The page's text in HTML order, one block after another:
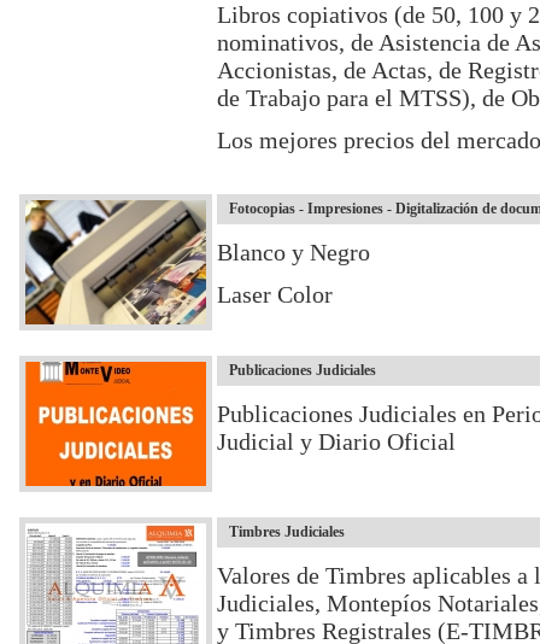
Libros copiativos (de 50, 100 y
nominativos, de Asistencia de
Accionistas, de Actas, de
de Trabajo para el MTSS), de
Los mejores precios del
Fotocopias - Impresiones - Digitalización de
Blanco y Negro
Laser Color
Publicaciones Judiciales
Publicaciones Judiciales en
Judicial y Diario Oficial
Timbres Judiciales
Valores de Timbres aplicables
Judiciales, Montepíos
y Timbres Registrales (E-